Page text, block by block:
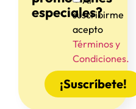
especiales?
suscribirme
acepto
Términos y
Condiciones.
¡Suscríbete!